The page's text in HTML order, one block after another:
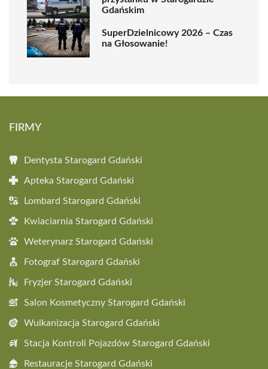
Gdańskim
SuperDzielnicowy 2026 – Czas
na Głosowanie!
FIRMY
Dentysta Starogard Gdański
Apteka Starogard Gdański
Lombard Starogard Gdański
Kwiaciarnia Starogard Gdański
Weterynarz Starogard Gdański
Fotograf Starogard Gdański
Fryzjer Starogard Gdański
Salon Kosmetyczny Starogard Gdański
Wulkanizacja Starogard Gdański
Stacja Kontroli Pojazdów Starogard Gdański
Restauracje Starogard Gdański